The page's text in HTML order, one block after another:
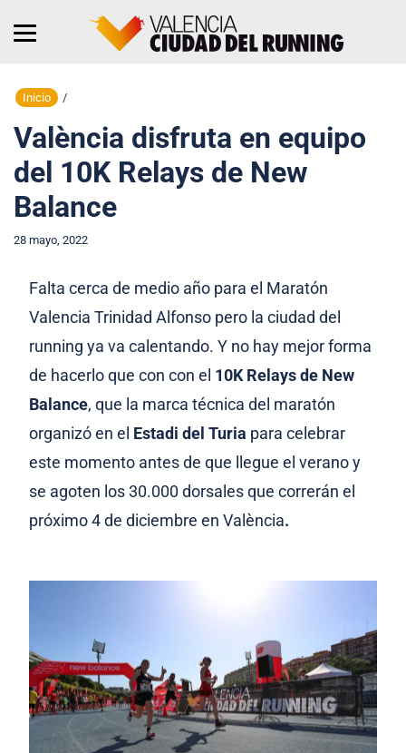
Inicio /
València disfruta en equipo
del 10K Relays de New
Balance
28 mayo, 2022
Falta cerca de medio año para el Maratón
Valencia Trinidad Alfonso pero la ciudad del
running ya va calentando. Y no hay mejor forma
de hacerlo que con con el 10K Relays de New
Balance, que la marca técnica del maratón
organizó en el Estadi del Turia para celebrar
este momento antes de que llegue el verano y
se agoten los 30.000 dorsales que correrán el
próximo 4 de diciembre en València.